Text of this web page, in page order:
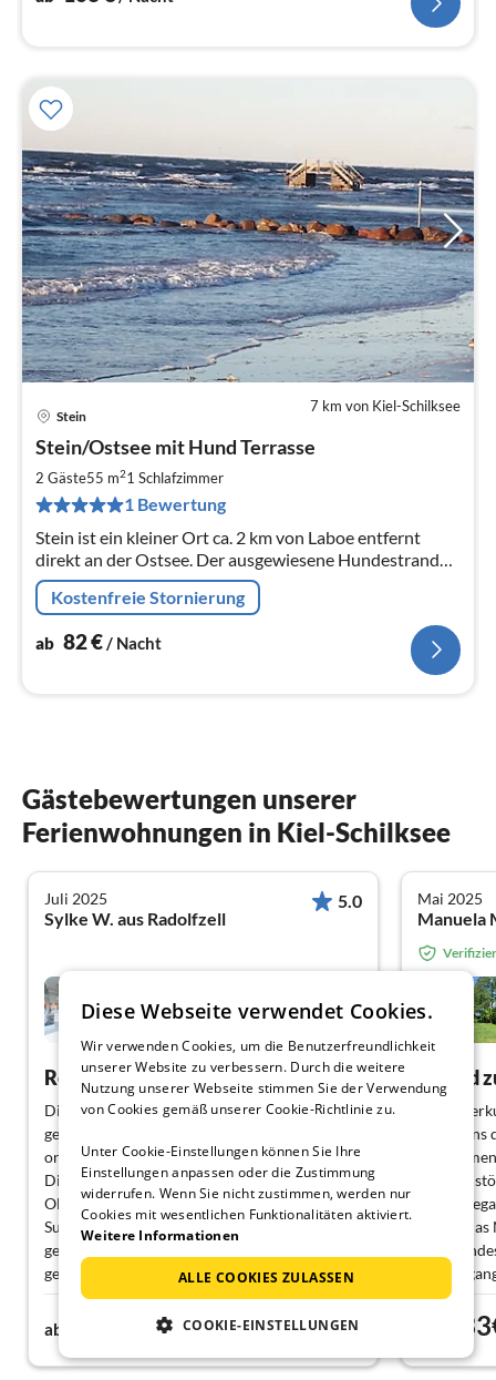
7 km von Kiel-Schilksee
Stein
Stein/Ostsee mit Hund Terrasse
2 Gäste55 m21 Schlafzimmer
1 Bewertung
Stein ist ein kleiner Ort ca. 2 km von Laboe entfernt
direkt an der Ostsee. Der ausgewiesene Hundestrand
ist nur wenige Meter zu Fuß erreichbar.
Kostenfreie Stornierung
ab 82€ / Nacht
Gästebewertungen unserer
Ferienwohnungen in Kiel-Schilksee
Juli 2025
Sylke W. aus Radolfzell
5.0
Regatta Urlaub
Die Wohnung ist top ausgestattet, von allem
genug vorhanden. Alles war sauber ,
ordentlich und gaschmackvoll eingerichtet.
Die Lage für Segler Ideal man ist schnell im
Olympiahafen am Boot.
Super nette Vermieter wenn es Probleme
gegeben hätte wäre ein Ansprechpartner da
gewesen.
Wir würden die Wohnung jederzeit wieder
besuchen.
ab Nacht
Mai 2025
Manuela
Ab und
Die
haben
die
verläuft
vorbei
immer
Der
oder nach
spazieren
Diese Webseite verwendet Cookies.
Wir verwenden Cookies, um die Benutzerfreundlichkeit
unserer Website zu verbessern. Durch die weitere
Nutzung unserer Webseite stimmen Sie der Verwendung
von Cookies gemäß unserer Cookie-Richtlinie zu.
Unter Cookie-Einstellungen können Sie Ihre
Einstellungen anpassen oder die Zustimmung
widerrufen. Wenn Sie nicht zustimmen, werden nur
Cookies mit wesentlichen Funktionalitäten aktiviert.
Weitere Informationen
ALLE COOKIES ZULASSEN
COOKIE-EINSTELLUNGEN